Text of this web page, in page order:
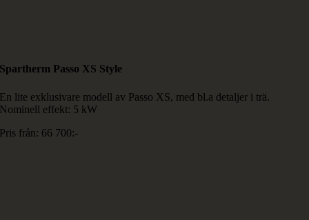
Spartherm Passo XS Style
En lite exklusivare modell av Passo XS, med bl.a detaljer i trä.
Nominell effekt: 5 kW
Pris från: 66 700:-